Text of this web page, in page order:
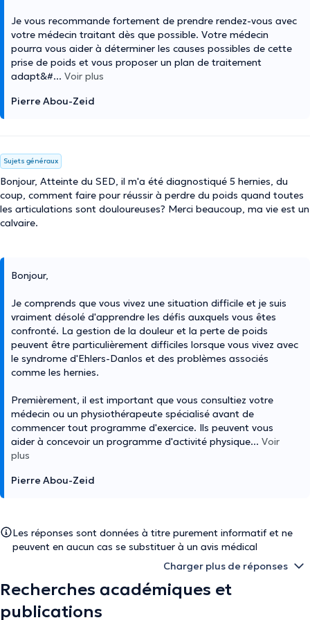
Je vous recommande fortement de prendre rendez-vous avec
votre médecin traitant dès que possible. Votre médecin
pourra vous aider à déterminer les causes possibles de cette
prise de poids et vous proposer un plan de traitement
adapt&#... Voir plus
Pierre Abou-Zeid
Sujets généraux
Bonjour, Atteinte du SED, il m'a été diagnostiqué 5 hernies, du
coup, comment faire pour réussir à perdre du poids quand toutes
les articulations sont douloureuses? Merci beaucoup, ma vie est un
calvaire.
Bonjour,
Je comprends que vous vivez une situation difficile et je suis
vraiment désolé d'apprendre les défis auxquels vous êtes
confronté. La gestion de la douleur et la perte de poids
peuvent être particulièrement difficiles lorsque vous vivez avec
le syndrome d'Ehlers-Danlos et des problèmes associés
comme les hernies.
Premièrement, il est important que vous consultiez votre
médecin ou un physiothérapeute spécialisé avant de
commencer tout programme d'exercice. Ils peuvent vous
aider à concevoir un programme d'activité physique... Voir
plus
Pierre Abou-Zeid
Les réponses sont données à titre purement informatif et ne
peuvent en aucun cas se substituer à un avis médical
Charger plus de réponses
Recherches académiques et
publications